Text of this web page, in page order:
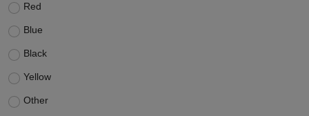
Red
Blue
Black
Yellow
Other